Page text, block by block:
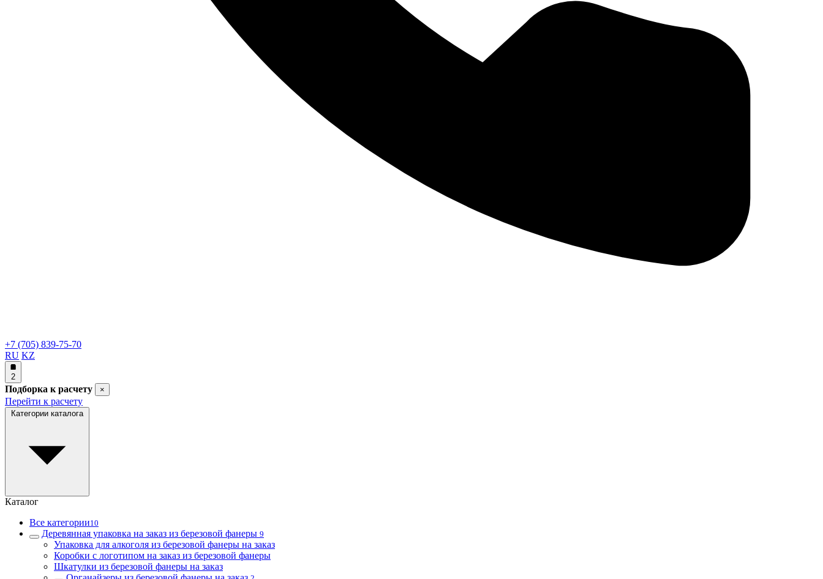
+7 (705) 839-75-70
RU KZ
2
Подборка к расчету ×
Перейти к расчету
Категории каталога
Каталог
Все категории10
Деревянная упаковка на заказ из березовой фанеры 9
Упаковка для алкоголя из березовой фанеры на заказ
Коробки с логотипом на заказ из березовой фанеры
Шкатулки из березовой фанеры на заказ